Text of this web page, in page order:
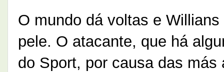
O mundo dá voltas e
pele. O atacante, que há
do Sport, por causa das